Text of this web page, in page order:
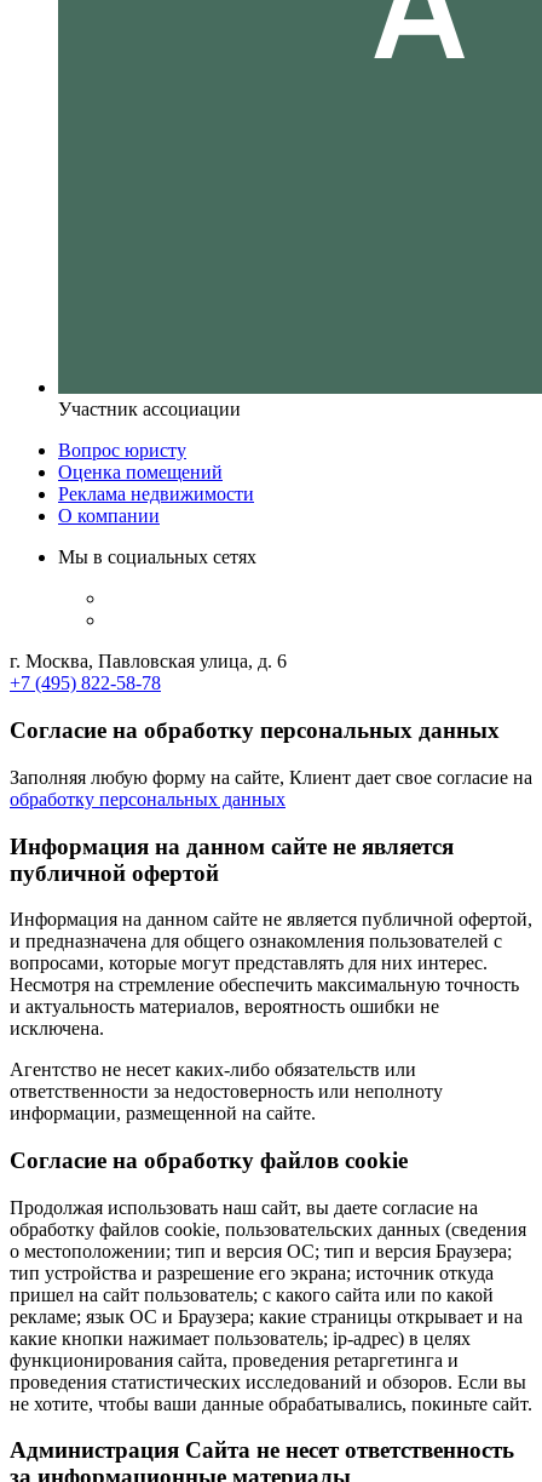
Участник ассоциации
Вопрос юристу
Оценка помещений
Реклама недвижимости
О компании
Мы в социальных сетях
г. Москва, Павловская улица, д. 6
+7 (495) 822-58-78
Согласие на обработку персональных данных
Заполняя любую форму на сайте, Клиент дает свое согласие на
обработку персональных данных
Информация на данном сайте не является
публичной офертой
Информация на данном сайте не является публичной офертой,
и предназначена для общего ознакомления пользователей с
вопросами, которые могут представлять для них интерес.
Несмотря на стремление обеспечить максимальную точность
и актуальность материалов, вероятность ошибки не
исключена.
Агентство не несет каких-либо обязательств или
ответственности за недостоверность или неполноту
информации, размещенной на сайте.
Cогласие на обработку файлов cookie
Продолжая использовать наш сайт, вы даете согласие на
обработку файлов cookie, пользовательских данных (сведения
о местоположении; тип и версия ОС; тип и версия Браузера;
тип устройства и разрешение его экрана; источник откуда
пришел на сайт пользователь; с какого сайта или по какой
рекламе; язык ОС и Браузера; какие страницы открывает и на
какие кнопки нажимает пользователь; ip-адрес) в целях
функционирования сайта, проведения ретаргетинга и
проведения статистических исследований и обзоров. Если вы
не хотите, чтобы ваши данные обрабатывались, покиньте сайт.
Администрация Сайта не несет ответственность